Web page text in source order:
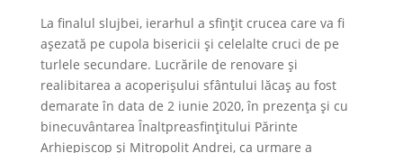
La finalul slujbei, ierarhul a sfințit crucea care va fi
așezată pe cupola bisericii și celelalte cruci de pe
turlele secundare. Lucrările de renovare și
realibitarea a acoperișului sfântului lăcaș au fost
demarate în data de 2 iunie 2020, în prezența și cu
binecuvântarea Înaltpreasfințitului Părinte
Arhiepiscop și Mitropolit Andrei, ca urmare a